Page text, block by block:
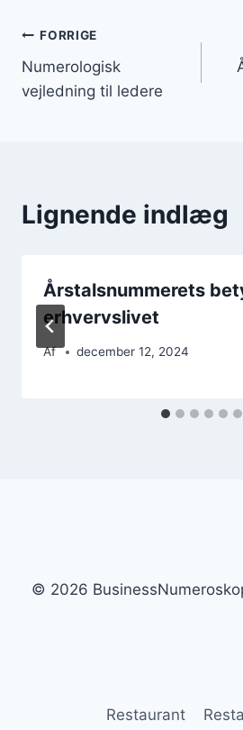
Indlægsnavigation
FORRIGE
Numerologisk
vejledning til ledere
Lignende indlæg
Årstalsnummerets
erhvervslivet
Af december 12, 2024
© 2026
Restaurant